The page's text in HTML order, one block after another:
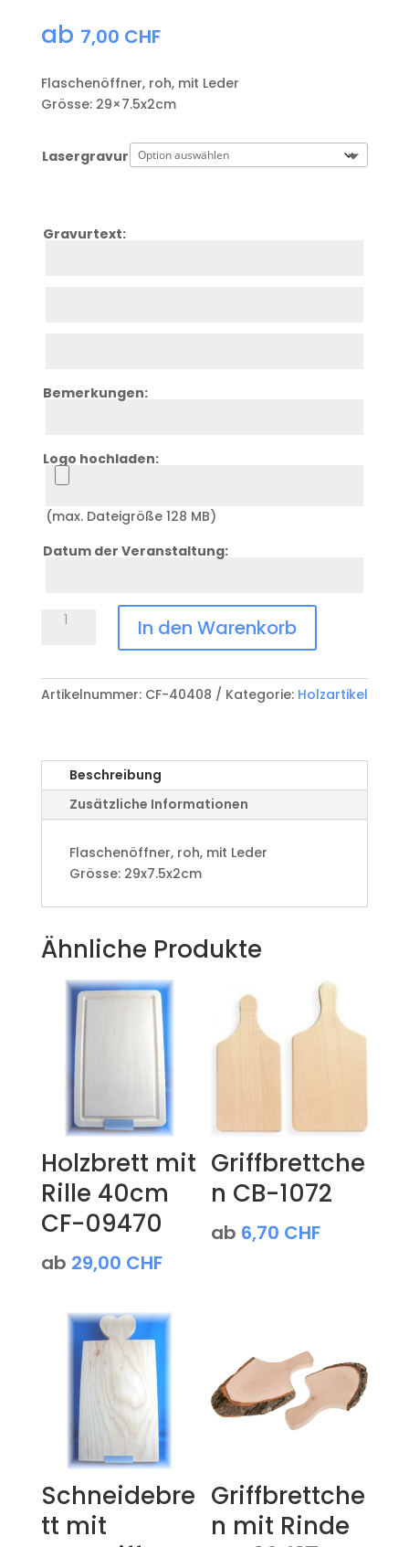
ab 7,00 CHF
Flaschenöffner, roh, mit Leder
Grösse: 29×7.5x2cm
Lasergravur
Gravurtext:
Bemerkungen:
Bemerkung
Logo hochladen:
Logo
(max. Dateigröße 128 MB)
Datum der Veranstaltung:
Flaschenöffner
Menge
In den Warenkorb
Artikelnummer: CF-40408 Kategorie: Holzartikel
Beschreibung
Zusätzliche Informationen
Flaschenöffner, roh, mit Leder
Grösse: 29x7.5x2cm
Ähnliche Produkte
Holzbrett mit
Rille 40cm
CF-09470
ab 29,00 CHF
Griffbrettche
n CB-1072
ab 6,70 CHF
Schneidebre
tt mit
Griffbrettche
n mit Rinde